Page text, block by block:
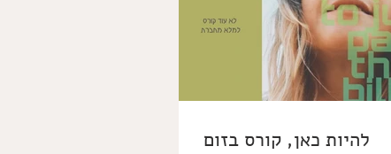
להיות כאן, קורס בזום